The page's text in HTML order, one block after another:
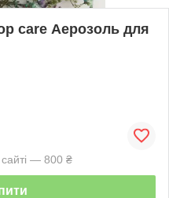
care Аерозоль для
— 800 ₴